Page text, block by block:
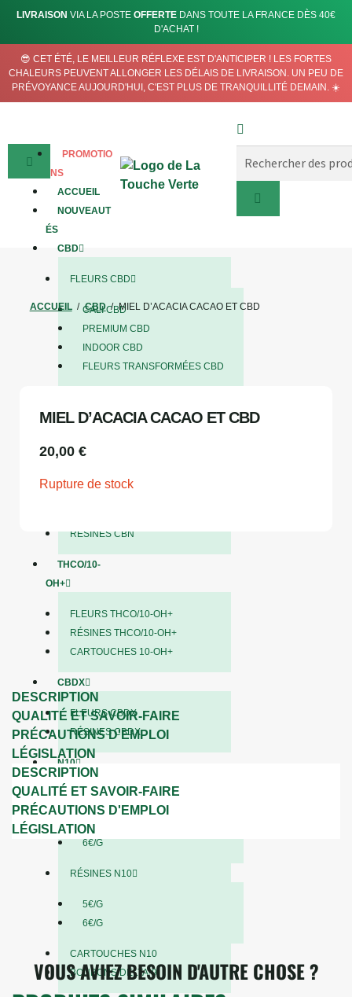
LIVRAISON VIA LA POSTE OFFERTE DANS TOUTE LA FRANCE DÈS 40€
D'ACHAT !
😎 CET ÉTÉ, LE MEILLEUR RÉFLEXE EST D'ANTICIPER ! LES FORTES
CHALEURS PEUVENT ALLONGER LES DÉLAIS DE LIVRAISON. UN PEU DE
PRÉVOYANCE AUJOURD'HUI, C'EST PLUS DE TRANQUILLITÉ DEMAIN. ☀️
PROMOTIO
NS
ACCUEIL
NOUVEAUT
ÉS
CBD
FLEURS CBD
CALI CBD
PREMIUM CBD
INDOOR CBD
FLEURS TRANSFORMÉES CBD
HUILES & GÉLULES
THÉS & INFUSIONS CBD
CBN
RÉSINES CBN
THCO/10-
OH+
FLEURS THCO/10-OH+
RÉSINES THCO/10-OH+
CARTOUCHES 10-OH+
CBDX
FLEURS CBDX
RÉSINES CBDX
N10
FLEURS N10
5€/G
6€/G
RÉSINES N10
5€/G
6€/G
CARTOUCHES N10
BONBONS DELTA-9
ACCUEIL / CBD / MIEL D’ACACIA CACAO ET CBD
MIEL D’ACACIA CACAO ET CBD
20,00 €
Rupture de stock
DESCRIPTION
QUALITÉ ET SAVOIR-FAIRE
PRÉCAUTIONS D'EMPLOI
LÉGISLATION
DESCRIPTION
QUALITÉ ET SAVOIR-FAIRE
PRÉCAUTIONS D'EMPLOI
LÉGISLATION
VOUS AVIEZ BESOIN D'AUTRE CHOSE ?